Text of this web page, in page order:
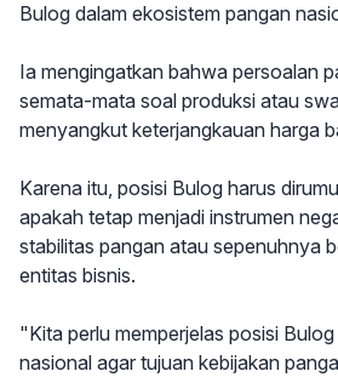
Bulog dalam ekosistem pangan
Ia mengingatkan bahwa persoalan
semata-mata soal produksi atau
menyangkut keterjangkauan harga
Karena itu, posisi Bulog harus
apakah tetap menjadi instrumen
stabilitas pangan atau sepenuhnya
entitas bisnis.
"Kita perlu memperjelas posisi
nasional agar tujuan kebijakan